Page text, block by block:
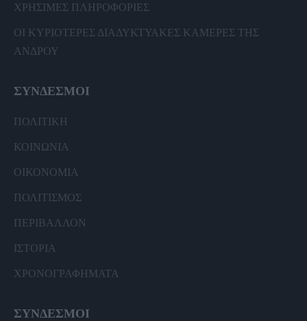
ΧΡΗΣΙΜΕΣ ΠΛΗΡΟΦΟΡΙΕΣ
ΟΙ ΚΥΡΙΟΤΕΡΕΣ ΔΙΑΔΥΚΤΥΑΚΕΣ ΚΑΜΕΡΕΣ ΤΗΣ
ΑΝΔΡΟΥ
ΣΥΝΔΕΣΜΟΙ
ΠΟΛΙΤΙΚΗ
ΚΟΙΝΩΝΙΑ
ΟΙΚΟΝΟΜΙΑ
ΠΟΛΙΤΙΣΜΟΣ
ΠΕΡΙΒΑΛΛΟΝ
ΙΣΤΟΡΙΑ
ΧΡΟΝΟΓΡΑΦΗΜΑΤΑ
ΣΥΝΔΕΣΜΟΙ